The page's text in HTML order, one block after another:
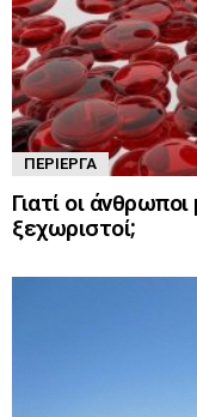
ΠΕΡΊΕΡΓΑ
Γιατί οι
ξεχωριστοί;